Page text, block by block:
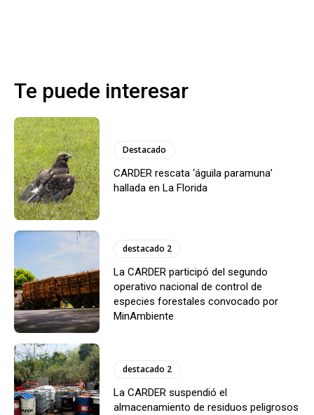
Te puede interesar
Destacado
CARDER rescata ‘águila paramuna’
hallada en La Florida
destacado 2
La CARDER participó del segundo
operativo nacional de control de
especies forestales convocado por
MinAmbiente
destacado 2
La CARDER suspendió el
almacenamiento de residuos peligrosos